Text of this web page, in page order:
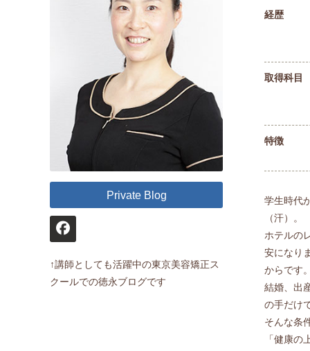
Private Blog
↑講師としても活躍中の東京美容矯正ス
クールでの徳永ブログです
経歴
取得科目
特徴
学生時代
（汗）。
ホテルの
安になり
からです
結婚、出
の手だけ
そんな条
「健康